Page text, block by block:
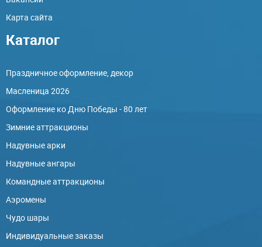
Карта сайта
Каталог
Праздничное оформление, декор
Масленица 2026
Оформление ко Дню Победы - 80 лет
Зимние аттракционы
Надувные арки
Надувные ангары
Командные аттракционы
Аэромены
Чудо шары
Индивидуальные заказы